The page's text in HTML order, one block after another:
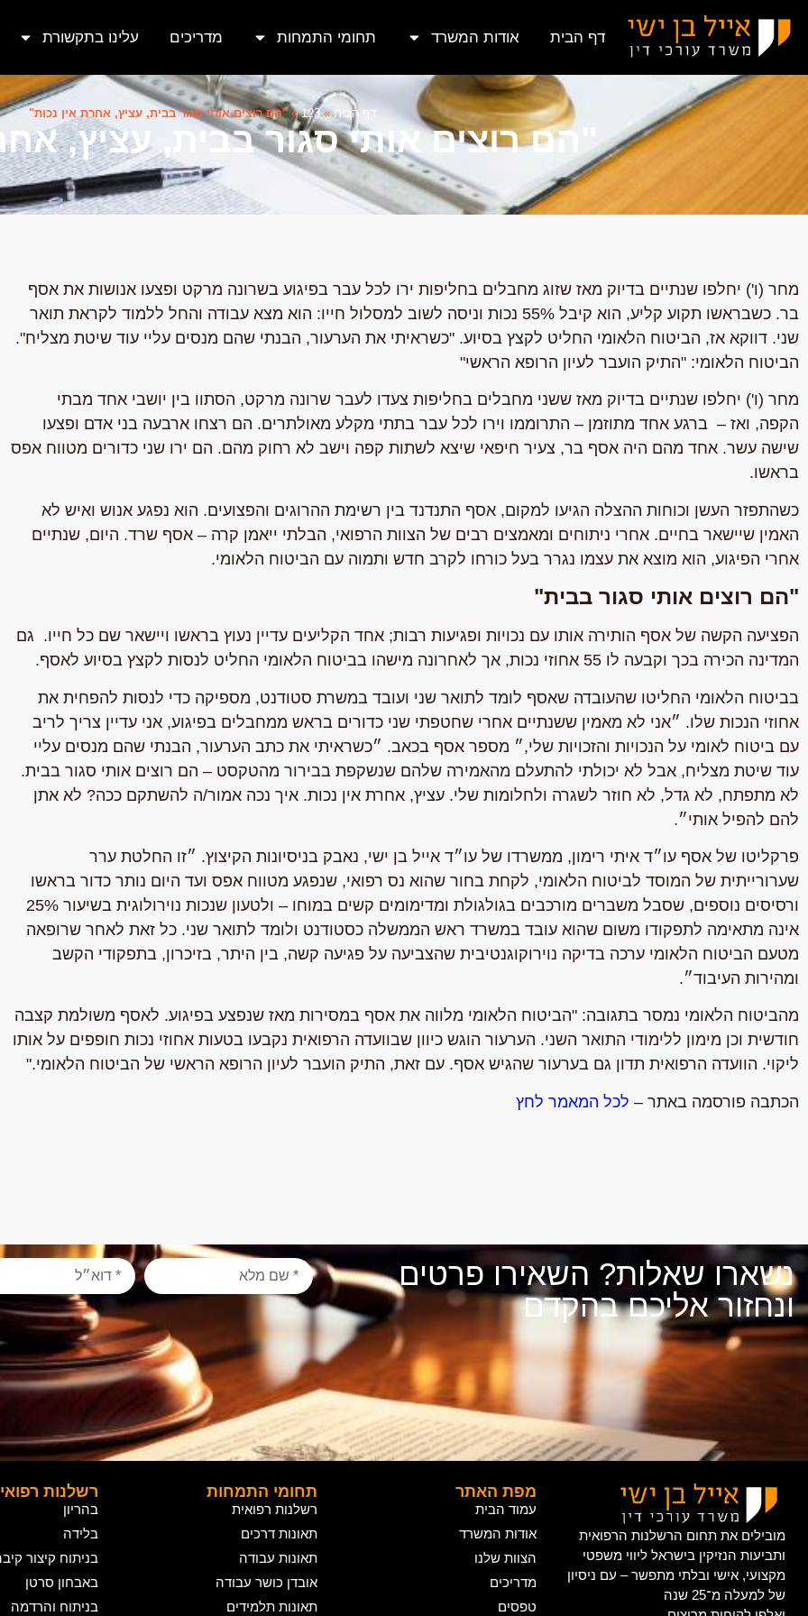
דף הבית אודות המשרד תחומי התמחות מדריכים עלינו בתקשורת
דף הבית»
123
»"הם רוצים אותי סגור בבית, עציץ, אחרת אין נכות"
"הם רוצים אותי סגור בבית, עציץ,
מחר (ו') יחלפו שנתיים בדיוק מאז שזוג מחבלים בחליפות ירו לכל עבר בפיגוע בשרונה מרקט ופצעו אנושות את אסף
בר. כשבראשו תקוע קליע, הוא קיבל 55% נכות וניסה לשוב למסלול חייו: הוא מצא עבודה והחל ללמוד לקראת תואר
שני. דווקא אז, הביטוח הלאומי החליט לקצץ בסיוע. "כשראיתי את הערעור, הבנתי שהם מנסים עליי עוד שיטת מצליח".
הביטוח הלאומי: "התיק הועבר לעיון הרופא הראשי"
מחר (ו') יחלפו שנתיים בדיוק מאז ששני מחבלים בחליפות צעדו לעבר שרונה מרקט, הסתוו בין יושבי אחד מבתי
הקפה, ואז – ברגע אחד מתוזמן – התרוממו וירו לכל עבר בתתי מקלע מאולתרים. הם רצחו ארבעה בני אדם ופצעו
שישה עשר. אחד מהם היה אסף בר, צעיר חיפאי שיצא לשתות קפה וישב לא רחוק מהם. הם ירו שני כדורים מטווח אפס
בראשו.
כשהתפזר העשן וכוחות ההצלה הגיעו למקום, אסף התנדנד בין רשימת ההרוגים והפצועים. הוא נפגע אנוש ואיש לא
האמין שיישאר בחיים. אחרי ניתוחים ומאמצים רבים של הצוות הרפואי, הבלתי ייאמן קרה – אסף שרד. היום, שנתיים
אחרי הפיגוע, הוא מוצא את עצמו נגרר בעל כורחו לקרב חדש ותמוה עם הביטוח הלאומי.
"הם רוצים אותי סגור בבית"
הפציעה הקשה של אסף הותירה אותו עם נכויות ופגיעות רבות; אחד הקליעים עדיין נעוץ בראשו ויישאר שם כל חייו. גם
המדינה הכירה בכך וקבעה לו 55 אחוזי נכות, אך לאחרונה מישהו בביטוח הלאומי החליט לנסות לקצץ בסיוע לאסף.
בביטוח הלאומי החליטו שהעובדה שאסף לומד לתואר שני ועובד במשרת סטודנט, מספיקה כדי לנסות להפחית את
אחוזי הנכות שלו. ״אני לא מאמין ששנתיים אחרי שחטפתי שני כדורים בראש ממחבלים בפיגוע, אני עדיין צריך לריב
עם ביטוח לאומי על הנכויות והזכויות שלי,״ מספר אסף בכאב. ״כשראיתי את כתב הערעור, הבנתי שהם מנסים עליי
עוד שיטת מצליח, אבל לא יכולתי להתעלם מהאמירה שלהם שנשקפת בבירור מהטקסט – הם רוצים אותי סגור בבית.
לא מתפתח, לא גדל, לא חוזר לשגרה ולחלומות שלי. עציץ, אחרת אין נכות. איך נכה אמור/ה להשתקם ככה? לא אתן
להם להפיל אותי״.
פרקליטו של אסף עו״ד איתי רימון, ממשרדו של עו״ד אייל בן ישי, נאבק בניסיונות הקיצוץ. ״זו החלטת ערר
שערורייתית של המוסד לביטוח הלאומי, לקחת בחור שהוא נס רפואי, שנפגע מטווח אפס ועד היום נותר כדור בראשו
ורסיסים נוספים, שסבל משברים מורכבים בגולגולת ומדימומים קשים במוחו – ולטעון שנכות נוירולוגית בשיעור 25%
אינה מתאימה לתפקודו משום שהוא עובד במשרד ראש הממשלה כסטודנט ולומד לתואר שני. כל זאת לאחר שרופאה
מטעם הביטוח הלאומי ערכה בדיקה נוירוקוגנטיבית שהצביעה על פגיעה קשה, בין היתר, בזיכרון, בתפקודי הקשב
ומהירות העיבוד״.
מהביטוח הלאומי נמסר בתגובה: "הביטוח הלאומי מלווה את אסף במסירות מאז שנפצע בפיגוע. לאסף משולמת קצבה
חודשית וכן מימון ללימודי התואר השני. הערעור הוגש כיוון שבוועדה הרפואית נקבעו בטעות אחוזי נכות חופפים על אותו
ליקוי. הוועדה הרפואית תדון גם בערעור שהגיש אסף. עם זאת, התיק הועבר לעיון הרופא הראשי של הביטוח הלאומי."
הכתבה פורסמה באתר – לכל המאמר לחץ
נשארו שאלות? השאירו פרטים
ונחזור אליכם בהקדם
מובילים את תחום הרשלנות הרפואית
ותביעות הנזיקין בישראל ליווי משפטי
מקצועי, אישי ובלתי מתפשר – עם ניסיון
של למעלה מ־25 שנה
מפת האתר
עמוד הבית
אודות המשרד
הצוות שלנו
מדריכים
טפסים
תחומי התמחות
רשלנות רפואית
תאונות דרכים
תאונות עבודה
אובדן כושר עבודה
תאונות תלמידים
רשלנות
בהריון
בלידה
בניתוח קיצור
באבחון סרטן
בניתוח והרדמה